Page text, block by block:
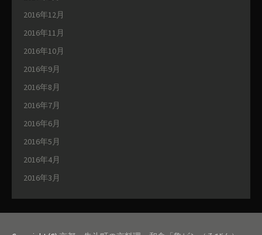
2016年12月
2016年11月
2016年10月
2016年9月
2016年8月
2016年7月
2016年6月
2016年5月
2016年4月
2016年3月